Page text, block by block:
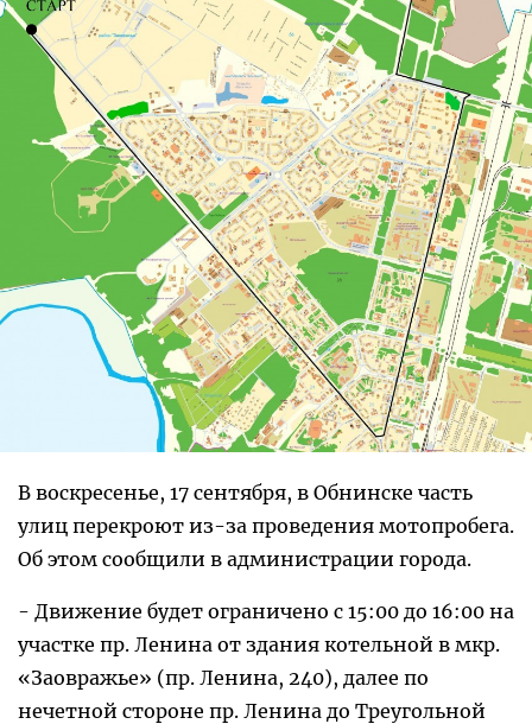
В воскресенье, 17 сентября, в Обнинске часть
улиц перекроют из-за проведения мотопробега.
Об этом сообщили в администрации города.
- Движение будет ограничено с 15:00 до 16:00 на
участке пр. Ленина от здания котельной в мкр.
«Заовражье» (пр. Ленина, 240), далее по
нечетной стороне пр. Ленина до Треугольной